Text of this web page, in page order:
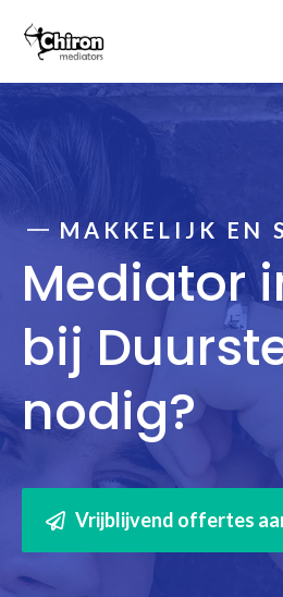
naar
MAKKELIJK EN
Mediator
bij
nodig?
Vrijblijvend offertes